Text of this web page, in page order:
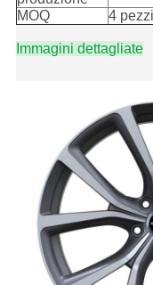
MOQ 4
Immagini dettagliate